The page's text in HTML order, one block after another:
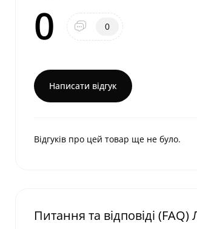
0 0
Написати відгук
Відгуків про цей товар ще не було.
Питання та відповіді